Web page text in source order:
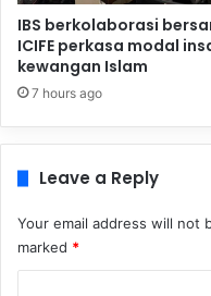
IBS berkolaborasi
ICIFE perkasa modal
kewangan Islam
7 hours ago
Leave a Reply
Your email address will not
marked *